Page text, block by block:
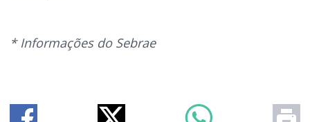
* Informações do Sebrae